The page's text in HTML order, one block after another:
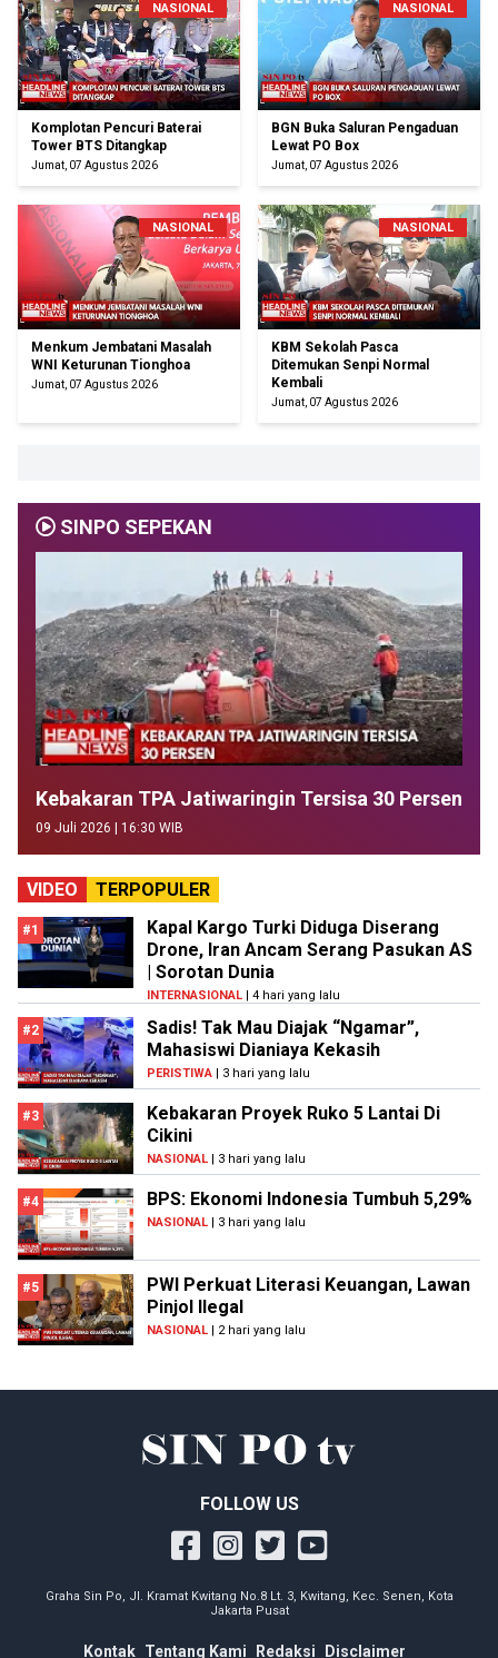
NASIONAL
Komplotan Pencuri Baterai
Tower BTS Ditangkap
Jumat, 07 Agustus 2026
NASIONAL
BGN Buka Saluran Pengaduan
Lewat PO Box
Jumat, 07 Agustus 2026
NASIONAL
Menkum Jembatani Masalah
WNI Keturunan Tionghoa
Jumat, 07 Agustus 2026
NASIONAL
KBM Sekolah Pasca
Ditemukan Senpi Normal
Kembali
Jumat, 07 Agustus 2026
SINPO SEPEKAN
Kebakaran TPA Jatiwaringin Tersisa 30 Persen
09 Juli 2026 | 16:30 WIB
VIDEO TERPOPULER
#1
Kapal Kargo Turki Diduga Diserang
Drone, Iran Ancam Serang Pasukan AS
| Sorotan Dunia
INTERNASIONAL | 4 hari yang lalu
#2
Sadis! Tak Mau Diajak “Ngamar”,
Mahasiswi Dianiaya Kekasih
PERISTIWA | 3 hari yang lalu
#3
Kebakaran Proyek Ruko 5 Lantai Di
Cikini
NASIONAL | 3 hari yang lalu
#4 BPS: Ekonomi Indonesia Tumbuh 5,29%
NASIONAL | 3 hari yang lalu
#5
PWI Perkuat Literasi Keuangan, Lawan
Pinjol Ilegal
NASIONAL | 2 hari yang lalu
FOLLOW US
Graha Sin Po, Jl. Kramat Kwitang No.8 Lt. 3, Kwitang, Kec. Senen, Kota
Jakarta Pusat
Kontak Tentang Kami Redaksi Disclaimer